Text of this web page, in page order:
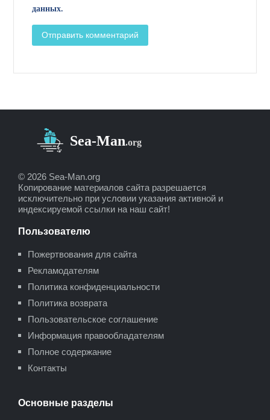
данных.
© 2026 Sea-Man.org
Копирование материалов сайта разрешается
исключительно при условии указания активной и
индексируемой ссылки на наш сайт!
Пользователю
Пожертвования для сайта
Рекламодателям
Политика конфиденциальности
Политика возврата
Пользовательское соглашение
Информация правообладателям
Полное содержание
Контакты
Основные разделы